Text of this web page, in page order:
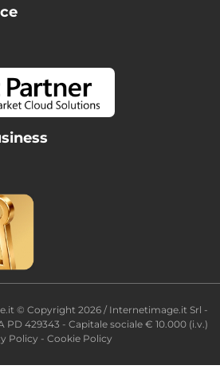
© Copyright 2026 / Internetimage.it Srl -
PD 429343 - Capitale sociale € 10.000 (i.v.)
Policy - Cookie Policy